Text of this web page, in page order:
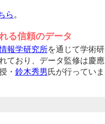
ら 。
る信頼のデータ
報学研究所を通じて学術研
ており、データ監修は慶應
・ 鈴木秀男 氏が行っていま